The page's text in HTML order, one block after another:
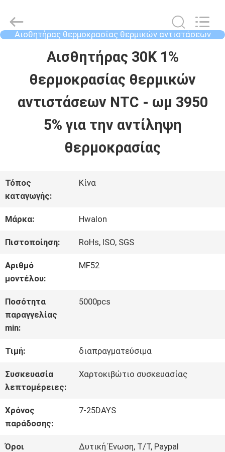
ΠΡΟΪΌΝΤΑ
ΣΧΕΤΙΚΆ
ΕΜΆΣ
ΕΠΙΣΚΈΨΕΙΣ
ΣΤΟ
ΕΡΓΟΣΤΆΣΙΟ
ΈΛΕΓΧΟΣ
ΠΟΙΌΤΗΤΑΣ
ΕΠΙΚΟΙΝΩΝΉΣΤΕ
ΜΑΖΊ
ΜΑΣ
ΕΙΔΉΣΕΙΣ
Hwalon
Electronic
Co.,
Αισθητήρας θερμοκρασίας θερμικών αντιστάσεων
NTC
Αισθητήρας 30K 1%
θερμοκρασίας θερμικών
αντιστάσεων NTC - ωμ 3950
5% για την αντίληψη
θερμοκρασίας
Τόπος
καταγωγής:
Κίνα
Μάρκα: Hwalon
Πιστοποίηση: RoHs, ISO, SGS
Αριθμό
μοντέλου:
MF52
Ποσότητα
παραγγελίας
min:
5000pcs
Τιμή: διαπραγματεύσιμα
Συσκευασία
λεπτομέρειες:
Χαρτοκιβώτιο συσκευασίας
Χρόνος
παράδοσης:
7-25DAYS
Όροι
Δυτική Ένωση, T/T, Paypal